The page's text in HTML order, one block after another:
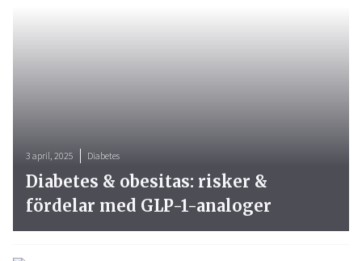
3 april, 2025 Diabetes
Diabetes & obesitas: risker &
fördelar med GLP-1-analoger